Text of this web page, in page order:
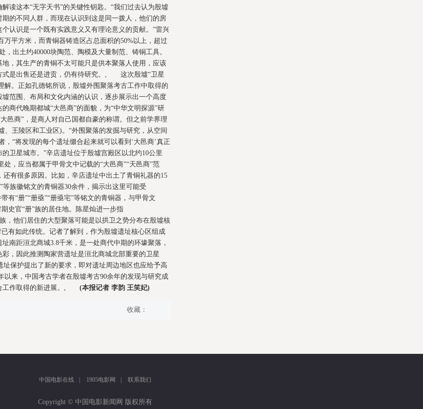
读这本“无字天书”的关键性钥匙。“我们过去认为殷墟
的不同人群，而现在认识到这是同一拨人，他们的房
认识是一个既有实践意义又有理论意义的贡献。”雷兴
方米，而青铜器铸造区占总面积的50%以上，超过
出土约40000块陶范、陶模及大量制范、铸铜工具。
，其生产的青铜不太可能只是供本聚落人使用，应该
式是出售还是进贡，仍有待研究。, 这次殷墟“卫星
解。正如孔德铭所说，殷墟外围聚落考古工作中取得的
范围、布局和文化内涵的认识，逐步展示出一个高度
商代晚期都城“大邑商”的面貌，为“中华文明探源”研
商”，是商人对自己国都自豪的称谓。但之前学界理
王陵区和工业区)。“外围聚落的发掘与研究，从空间
，“将发现的每个遗址缀合起来就可以看到‘大邑商’真正
卫星城市。”辛店遗址位于殷墟宫殿区以北约10公里
，应当都属于甲骨文中记载的“大邑商”“天邑商”范
有很多原因。比如，辛店遗址中出土了青铜礼器的15
等族徽铭文的青铜器30余件，揭示出这里可能受
有“册”“册亟”“册亟宅”等铭文的青铜器，与甲骨文
史官“册”族的居住地。陈星灿进一步指
，他们居住的大型聚落可能是以拱卫之势分布在殷墟核
有如此传统。记者了解到，作为殷墟遗址核心区组成
南距洹北商城3.8千米，是一处商代中期的环壕聚落，
，因此推测陶家营遗址是洹北商城北部重要的卫星
保护提出了新的要求，即对遗址周边地区也应给予高
来，中国考古学者在殷墟考古90余年的发现与研究成
工作取得的新进展。, (本报记者 李韵 王笑妃)
收藏：
中国电影在线 | 1905电影网 | 联系我们
Copyright © 中国电影新闻网 版权所有